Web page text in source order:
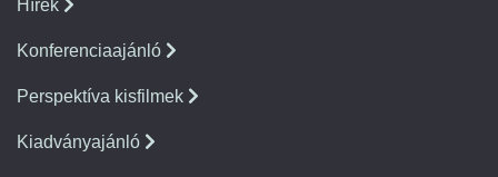
Hírek
Konferenciaajánló
Perspektíva kisfilmek
Kiadványajánló